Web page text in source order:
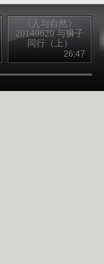
《人与自然》
20140620 与狮子
同行（上）
26:47